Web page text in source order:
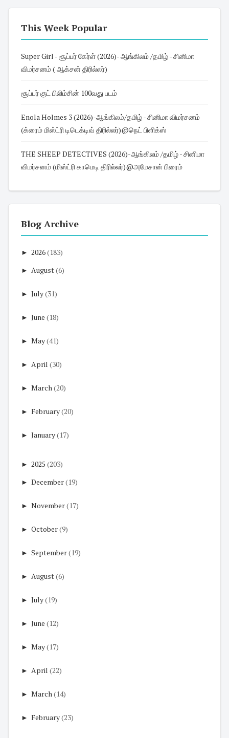
This Week Popular
Super Girl - சூப்பர் கேர்ள் (2026)- ஆங்கிலம் /தமிழ் - சினிமா
விமர்சனம் ( ஆக்சன் திரில்லர்)
சூப்பர் குட் பிலிம்சின் 100வது படம்
Enola Holmes 3 (2026)-ஆங்கிலம்/தமிழ் - சினிமா விமர்சனம்
(க்ரைம் மிஸ்ட்ரி டிடெக்டிவ் திரில்லர்)@நெட் பிளிக்ஸ்
THE SHEEP DETECTIVES (2026)-ஆங்கிலம் /தமிழ் - சினிமா
விமர்சனம் (மிஸ்ட்ரி காமெடி திரில்லர்)@அமேசான் பிரைம்
Blog Archive
► 2026(183)
► August(6)
► July(31)
► June (18)
► May(41)
► April (30)
► March(20)
► February(20)
► January(17)
► 2025 (203)
► December(19)
► November(17)
► October(9)
► September(19)
► August(6)
► July(19)
► June (12)
► May(17)
► April (22)
► March(14)
► February(23)